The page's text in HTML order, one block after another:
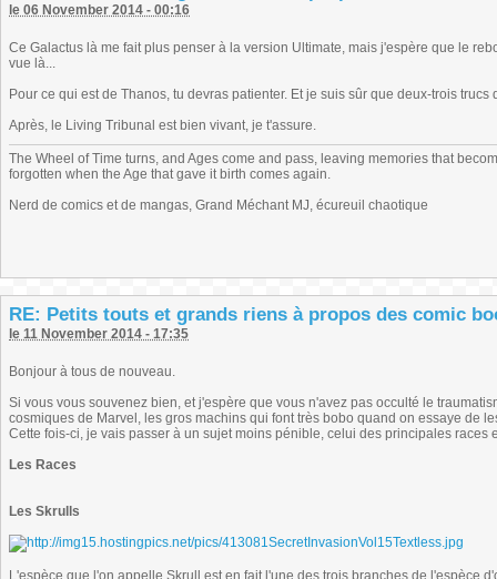
le 06 November 2014 - 00:16
Ce Galactus là me fait plus penser à la version Ultimate, mais j'espère que le
vue là...
Pour ce qui est de Thanos, tu devras patienter. Et je suis sûr que deux-trois
Après, le Living Tribunal est bien vivant, je t'assure.
The Wheel of Time turns, and Ages come and pass, leaving memories that
forgotten when the Age that gave it birth comes again.
Nerd de comics et de mangas, Grand Méchant MJ, écureuil chaotique
RE: Petits touts et grands riens à propos des comic
le 11 November 2014 - 17:35
Bonjour à tous de nouveau.
Si vous vous souvenez bien, et j'espère que vous n'avez pas occulté le
cosmiques de Marvel, les gros machins qui font très bobo quand on essaye de
Cette fois-ci, je vais passer à un sujet moins pénible, celui des principales races
Les Races
Les Skrulls
L'espèce que l'on appelle Skrull est en fait l'une des trois branches de l'espèce